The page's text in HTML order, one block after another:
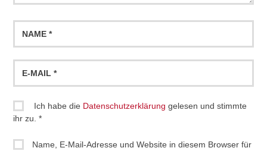
Ich habe die Datenschutzerklärung gelesen und stimmte
ihr zu. *
Name, E-Mail-Adresse und Website in diesem Browser für